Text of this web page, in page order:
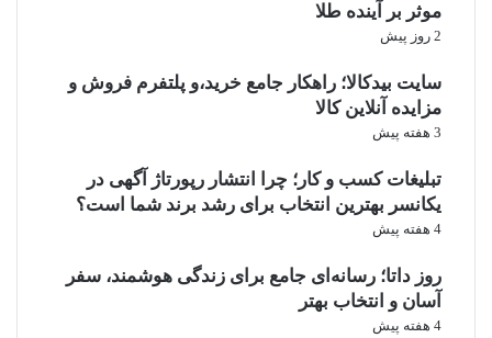
موثر بر آینده طلا
2 روز پیش
سایت بیدکالا؛ راهکار جامع خرید،و پلتفرم فروش و
مزایده آنلاین کالا
3 هفته پیش
تبلیغات کسب و کار؛ چرا انتشار رپورتاژ آگهی در
یکانسر بهترین انتخاب برای رشد برند شما است؟
4 هفته پیش
روز داتا؛ رسانه‌ای جامع برای زندگی هوشمند، سفر
آسان و انتخاب بهتر
4 هفته پیش